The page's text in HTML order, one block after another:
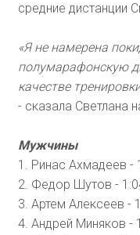
средние дистанции
«Я не намерена
полумарафонскую
качестве
- сказала Светлана
Мужчины
1. Ринас Ахмадеев -
2. Федор Шутов -
3. Артем Алексеев -
4. Андрей Миняков -